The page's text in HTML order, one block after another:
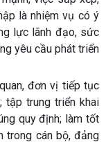
là nhiệm vụ có ý
lực lãnh đạo, sức
yêu cầu phát triển
đơn vị tiếp tục
tập trung triển khai
quy định; làm tốt
trong cán bộ, đảng